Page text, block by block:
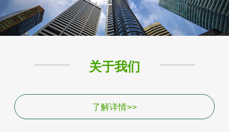
关于我们
了解详情>>